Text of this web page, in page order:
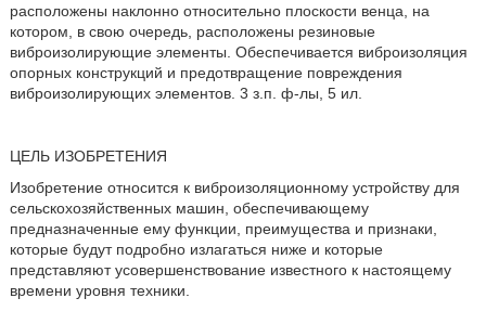
расположены наклонно относительно плоскости венца, на
котором, в свою очередь, расположены резиновые
виброизолирующие элементы. Обеспечивается виброизоляция
опорных конструкций и предотвращение повреждения
виброизолирующих элементов. 3 з.п. ф-лы, 5 ил.
ЦЕЛЬ ИЗОБРЕТЕНИЯ
Изобретение относится к виброизоляционному устройству для
сельскохозяйственных машин, обеспечивающему
предназначенные ему функции, преимущества и признаки,
которые будут подробно излагаться ниже и которые
представляют усовершенствование известного к настоящему
времени уровня техники.